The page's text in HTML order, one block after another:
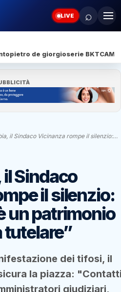
LIVE ⌕
pietro de giorgioserie BKT
il Sindaco Vicinanza rompe il silenzio:…
Sindaco
il silenzio:
un patrimonio
tutelare”
dei tifosi, il
la piazza:
giudiziari,